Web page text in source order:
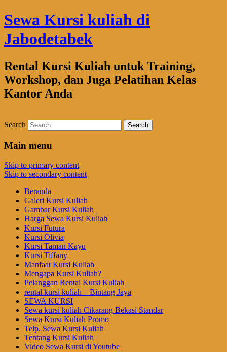
Sewa Kursi kuliah di
Jabodetabek
Rental Kursi Kuliah untuk Training,
Workshop, dan Juga Pelatihan Kelas
Kantor Anda
Search
Main menu
Skip to primary content
Skip to secondary content
Beranda
Galeri Kursi Kuliah
Gambar Kursi Kuliah
Harga Sewa Kursi Kuliah
Kursi Futura
Kursi Olivia
Kursi Taman Kayu
Kursi Tiffany
Manfaat Kursi Kuliah
Mengapa Kursi Kuliah?
Pelanggan Rental Kursi Kuliah
rental kursi kuliah – Bintang Jaya
SEWA KURSI
Sewa kursi kuliah Cikarang Bekasi Standar
Sewa Kursi Kuliah Promo
Telp. Sewa Kursi Kuliah
Tentang Kursi Kuliah
Video Sewa Kursi di Youtube